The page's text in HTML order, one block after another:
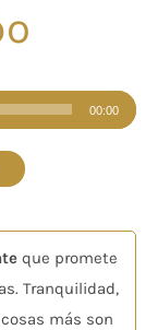
00:00
que promete
Tranquilidad,
más son